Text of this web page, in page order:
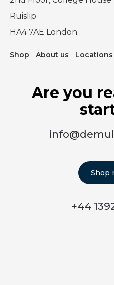
Ruislip
HA4 7AE London.
Shop About us Locations
Are you
Shop
+44